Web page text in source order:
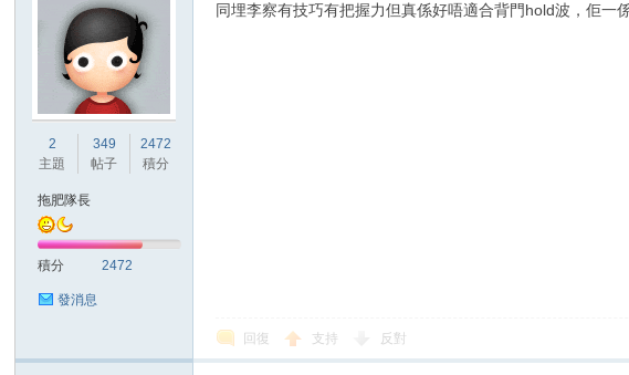
2
主題
349
帖子
2472
積分
拖肥隊長
積分 2472
發消息
同埋李察有技巧有把握力但真係好唔適合背門hold波，佢
回復 支持 反對